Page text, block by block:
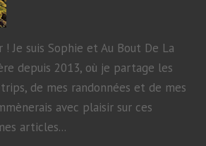
! Je suis Sophie et Au Bout De La
depuis 2013, où je partage les
de mes randonnées et de mes
avec plaisir sur ces
articles...